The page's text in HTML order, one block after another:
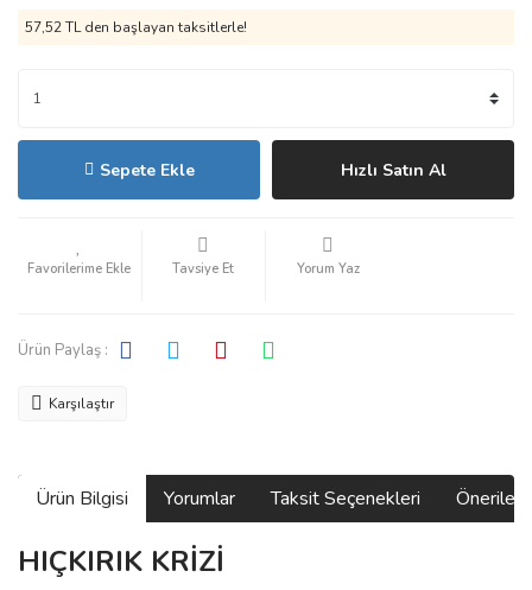
57,52 TL den başlayan taksitlerle!
Sepete Ekle Hızlı Satın Al
Tavsiye Et Yorum Yaz
Ürün Paylaş :
Karşılaştır
Ürün Bilgisi Yorumlar Taksit Seçenekleri
HIÇKIRIK KRİZİ